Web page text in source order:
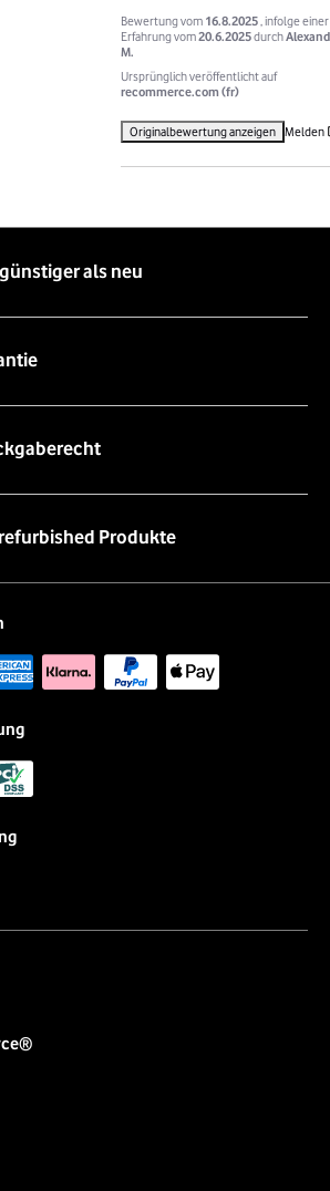
Bewertung vom 16.8.2025 , infolge einer
Erfahrung vom20.6.2025durch
M.
Ursprünglich veröffentlicht auf
recommerce.com (fr)
Originalbewertung anzeigen Melden
als neu
Produkte